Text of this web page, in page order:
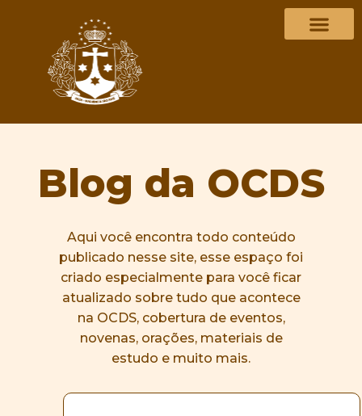
Blog da OCDS
Aqui você encontra todo conteúdo
publicado nesse site, esse espaço foi
criado especialmente para você ficar
atualizado sobre tudo que acontece
na OCDS, cobertura de eventos,
novenas, orações, materiais de
estudo e muito mais.